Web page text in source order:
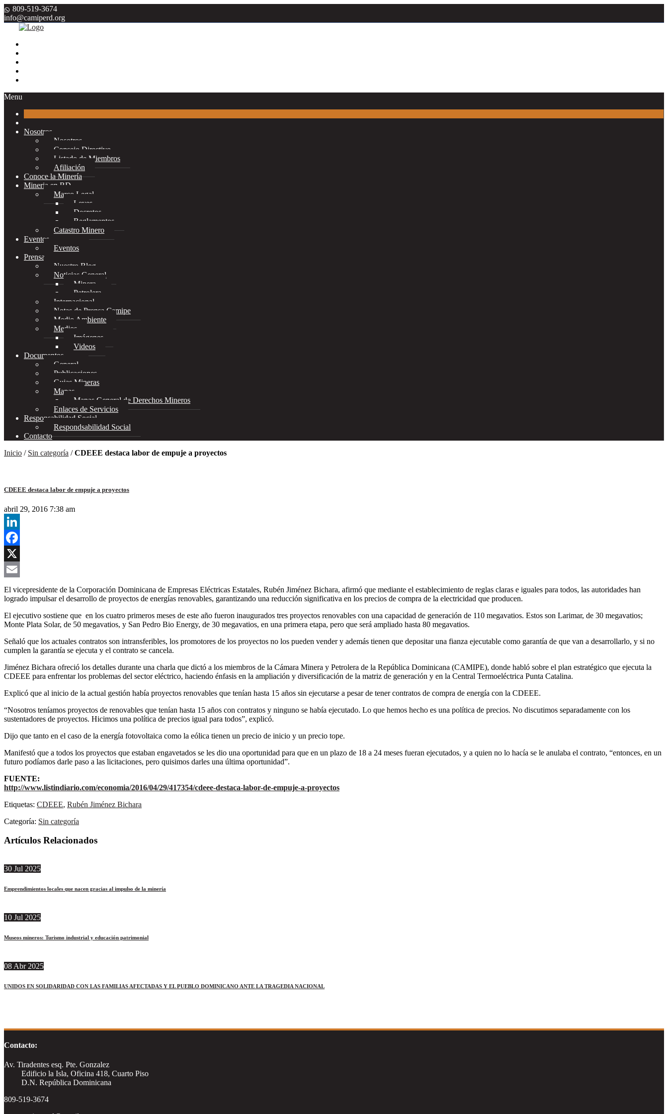
809-519-3674
info@camiperd.org
Menu
Nosotros
Nosotros
Consejo Directivo
Listado de Miembros
Afiliación
Conoce la Minería
Mineria en RD
Marco Legal
Leyes
Decretos
Reglamentos
Catastro Minero
Eventos
Eventos
Prensa
Nuestro Blog
Noticias General
Minera
Petrolera
Internacional
Notas de Prensa Camipe
Medio Ambiente
Medios
Imágenes
Videos
Documentos
General
Publicaciones
Guias Mineras
Mapas
Mapas General de Derechos Mineros
Enlaces de Servicios
Responsabilidad Social
Respondsabilidad Social
Contacto
Inicio / Sin categoría /CDEEE destaca labor de empuje a proyectos
CDEEE destaca labor de empuje a proyectos
abril 29, 2016 7:38 am
LinkedIn
Facebook
X
Email
El vicepresidente de la Corporación Dominicana de Empresas Eléctricas Estatales, Rubén Jiménez Bichara, afirmó que mediante el establecimiento de reglas claras e iguales para todos, las autoridades han
logrado impulsar el desarrollo de proyectos de energías renovables, garantizando una reducción significativa en los precios de compra de la electricidad que producen.
El ejecutivo sostiene que en los cuatro primeros meses de este año fueron inaugurados tres proyectos renovables con una capacidad de generación de 110 megavatios. Estos son Larimar, de 30 megavatios;
Monte Plata Solar, de 50 megavatios, y San Pedro Bio Energy, de 30 megavatios, en una primera etapa, pero que será ampliado hasta 80 megavatios.
Señaló que los actuales contratos son intransferibles, los promotores de los proyectos no los pueden vender y además tienen que depositar una fianza ejecutable como garantía de que van a desarrollarlo, y si no
cumplen la garantía se ejecuta y el contrato se cancela.
Jiménez Bichara ofreció los detalles durante una charla que dictó a los miembros de la Cámara Minera y Petrolera de la República Dominicana (CAMIPE), donde habló sobre el plan estratégico que ejecuta la
CDEEE para enfrentar los problemas del sector eléctrico, haciendo énfasis en la ampliación y diversificación de la matriz de generación y en la Central Termoeléctrica Punta Catalina.
Explicó que al inicio de la actual gestión había proyectos renovables que tenían hasta 15 años sin ejecutarse a pesar de tener contratos de compra de energía con la CDEEE.
“Nosotros teníamos proyectos de renovables que tenían hasta 15 años con contratos y ninguno se había ejecutado. Lo que hemos hecho es una política de precios. No discutimos separadamente con los
sustentadores de proyectos. Hicimos una política de precios igual para todos”, explicó.
Dijo que tanto en el caso de la energía fotovoltaica como la eólica tienen un precio de inicio y un precio tope.
Manifestó que a todos los proyectos que estaban engavetados se les dio una oportunidad para que en un plazo de 18 a 24 meses fueran ejecutados, y a quien no lo hacía se le anulaba el contrato, “entonces, en un
futuro podíamos darle paso a las licitaciones, pero quisimos darles una última oportunidad”.
FUENTE:
http://www.listindiario.com/economia/2016/04/29/417354/cdeee-destaca-labor-de-empuje-a-proyectos
Etiquetas: CDEEE, Rubén Jiménez Bichara
Categoría: Sin categoría
Artículos Relacionados
30 Jul 2025
Emprendimientos locales que nacen gracias al impulso de la minería
10 Jul 2025
Museos mineros: Turismo industrial y educación patrimonial
08 Abr 2025
UNIDOS EN SOLIDARIDAD CON LAS FAMILIAS AFECTADAS Y EL PUEBLO DOMINICANO ANTE LA TRAGEDIA NACIONAL
Contacto:
Av. Tiradentes esq. Pte. Gonzalez
Edificio la Isla, Oficina 418, Cuarto Piso
D.N. República Dominicana
809-519-3674